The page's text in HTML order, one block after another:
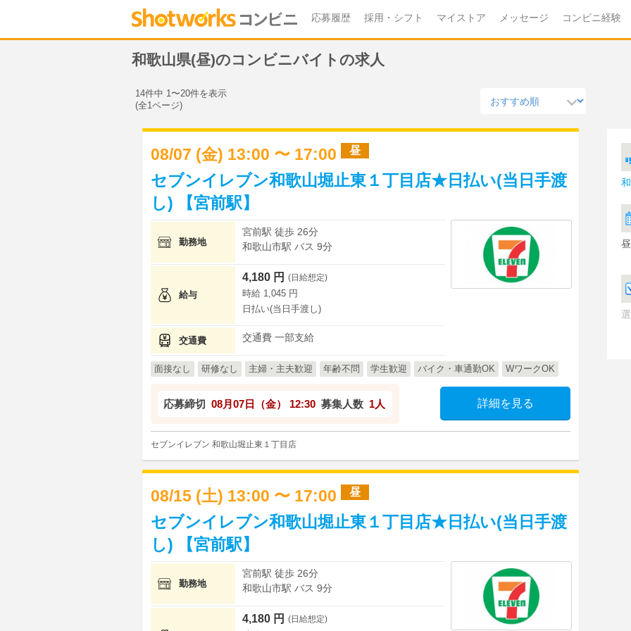
応募履歴 採用・シフト マイストア メッセージ コンビニ経験
和歌山県(昼)のコンビニバイトの求人
昼
14件中 1〜20件を表示
(全1ページ)
08/07 (金) 13:00 〜 17:00 昼
セブンイレブン和歌山堀止東１丁目店★日払い(当日手渡
し) 【宮前駅】
勤務地
宮前駅 徒歩 26分
和歌山市駅 バス 9分
給与
4,180 円 (日給想定)
時給 1,045 円
日払い(当日手渡し)
交通費 交通費 一部支給
面接なし 研修なし 主婦・主夫歓迎 年齢不問 学生歓迎 バイク・車通勤OK WワークOK
応募締切 08月07日（金） 12:30 募集人数 1人 詳細を見る
セブンイレブン 和歌山堀止東１丁目店
08/15 (土) 13:00 〜 17:00 昼
セブンイレブン和歌山堀止東１丁目店★日払い(当日手渡
し) 【宮前駅】
勤務地
宮前駅 徒歩 26分
和歌山市駅 バス 9分
4,180 円 (日給想定)